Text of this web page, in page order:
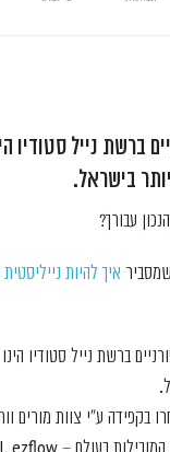
ברשת נייל סטודיו
בישראל.
עבורך?
איך להיות
ברשת נייל סטודיו
בקפידה ע"י צוות מורים